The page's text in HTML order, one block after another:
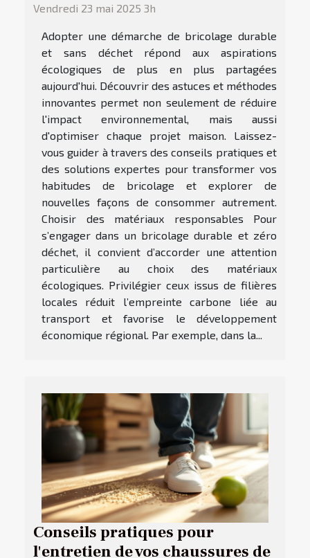
Vendredi 23 mai 2025 3h
Adopter une démarche de bricolage durable
et sans déchet répond aux aspirations
écologiques de plus en plus partagées
aujourd'hui. Découvrir des astuces et méthodes
innovantes permet non seulement de réduire
l'impact environnemental, mais aussi
d'optimiser chaque projet maison. Laissez-
vous guider à travers des conseils pratiques et
des solutions expertes pour transformer vos
habitudes de bricolage et explorer de
nouvelles façons de consommer autrement.
Choisir des matériaux responsables Pour
s’engager dans un bricolage durable et zéro
déchet, il convient d’accorder une attention
particulière au choix des matériaux
écologiques. Privilégier ceux issus de filières
locales réduit l’empreinte carbone liée au
transport et favorise le développement
économique régional. Par exemple, dans la...
Conseils pratiques pour
l'entretien de vos chaussures de